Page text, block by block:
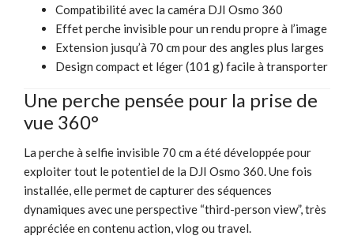
Compatibilité avec la caméra DJI Osmo 360
Effet perche invisible pour un rendu propre à l’image
Extension jusqu’à 70 cm pour des angles plus larges
Design compact et léger (101 g) facile à transporter
Une perche pensée pour la prise de
vue 360°
La perche à selfie invisible 70 cm a été développée pour
exploiter tout le potentiel de la DJI Osmo 360. Une fois
installée, elle permet de capturer des séquences
dynamiques avec une perspective “third-person view”, très
appréciée en contenu action, vlog ou travel.